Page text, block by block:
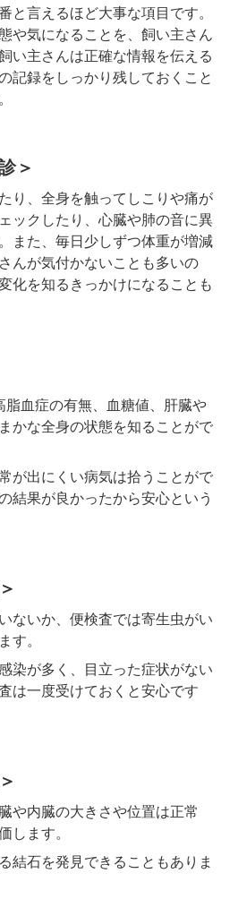
と言えるほど大事な項目です。
や気になることを、飼い主さん
い主さんは正確な情報を伝える
記録をしっかり残しておくこと
＞
り、全身を触ってしこりや痛が
ックしたり、心臓や肺の音に異
また、毎日少しずつ体重が増減
んが気付かないことも多いの
化を知るきっかけになることも
脂血症の有無、血糖値、肝臓や
かな全身の状態を知ることがで
が出にくい病気は拾うことがで
結果が良かったから安心という
ないか、便検査では寄生虫がい
す。
染が多く、目立った症状がない
は一度受けておくと安心です
や内臓の大きさや位置は正常
します。
結石を発見できることもありま